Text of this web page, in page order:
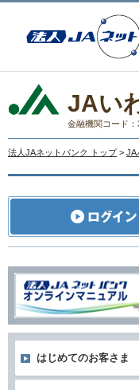
JAい
金融機関コード：
法人JAネットバンク トップ > JA
はじめてのお客さま